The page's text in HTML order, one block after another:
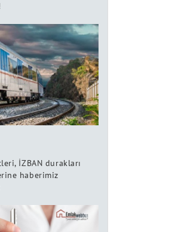
İZBAN durakları
haberimiz